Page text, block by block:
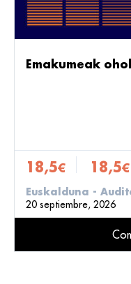
Emakumeak
18,5€ 18,5€
Euskalduna -
20 septiembre, 2026